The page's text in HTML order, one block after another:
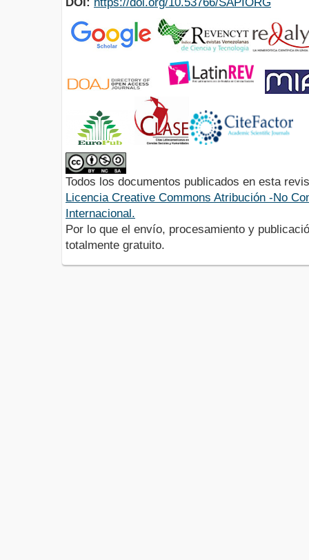
Todos los documentos publicados en esta
Licencia Creative Commons Atribución -No
Internacional.
Por lo que el envío, procesamiento y
totalmente gratuito.